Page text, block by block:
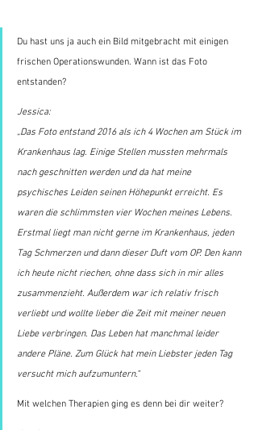
Du hast uns ja auch ein Bild mitgebracht mit einigen
frischen Operationswunden. Wann ist das Foto
entstanden?
Jessica:
„Das Foto entstand 2016 als ich 4 Wochen am Stück im
Krankenhaus lag. Einige Stellen mussten mehrmals
nach geschnitten werden und da hat meine
psychisches Leiden seinen Höhepunkt erreicht. Es
waren die schlimmsten vier Wochen meines Lebens.
Erstmal liegt man nicht gerne im Krankenhaus, jeden
Tag Schmerzen und dann dieser Duft vom OP. Den kann
ich heute nicht riechen, ohne dass sich in mir alles
zusammenzieht. Außerdem war ich relativ frisch
verliebt und wollte lieber die Zeit mit meiner neuen
Liebe verbringen. Das Leben hat manchmal leider
andere Pläne. Zum Glück hat mein Liebster jeden Tag
versucht mich aufzumuntern.“
Mit welchen Therapien ging es denn bei dir weiter?